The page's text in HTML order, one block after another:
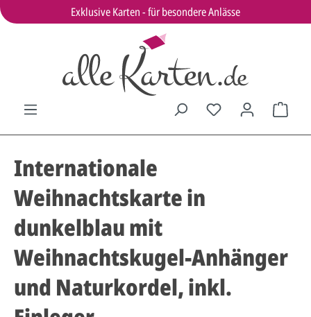
Exklusive Karten - für besondere Anlässe
Internationale
Weihnachtskarte in
dunkelblau mit
Weihnachtskugel-Anhänger
und Naturkordel, inkl.